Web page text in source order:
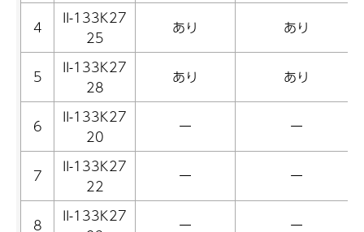
4
II-133K27
25
あり あり
5
II-133K27
28
あり あり
6
II-133K27
20
ー ー
7
II-133K27
22
ー ー
8
II-133K27
ー ー